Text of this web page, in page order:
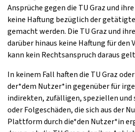
Ansprüche gegen die TU Graz und
keine Haftung bezüglich der
gemacht werden. Die TU Graz und
darüber hinaus keine Haftung für den
kann kein Rechtsanspruch daraus
In keinem Fall haften die TU Graz
der*dem Nutzer*in gegenüber für
indirekten, zufälligen, speziellen und
oder Folgeschäden, die sich aus der
Plattform durch die*den Nutzer*in